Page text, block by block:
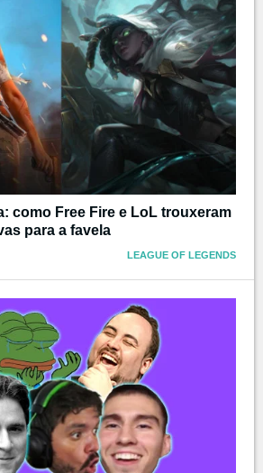
como Free Fire e LoL trouxeram
para a favela
LEAGUE OF LEGENDS